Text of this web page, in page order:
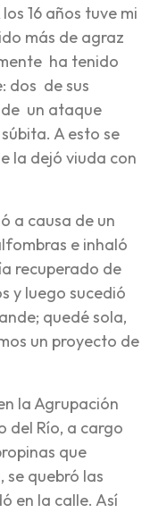
16 años tuve mi
más de agraz
ha tenido
dos de sus
de un ataque
A esto se
la dejó viuda con
a causa de un
e inhaló
recuperado de
y luego sucedió
quedé sola,
un proyecto de
la Agrupación
del Río, a cargo
que
se quebró las
en la calle. Así